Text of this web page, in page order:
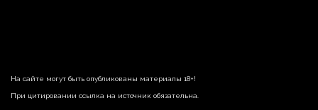
На сайте могут быть опубликованы материалы 18+!
При цитировании ссылка на источник обязательна.